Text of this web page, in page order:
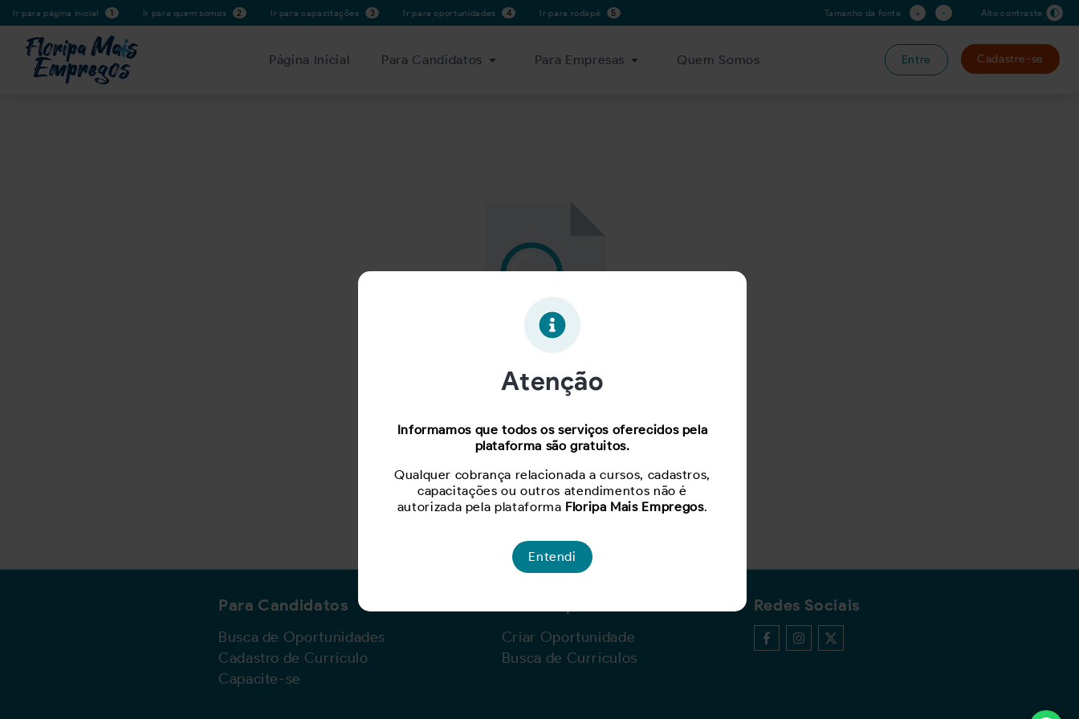
Ir para página inicial 1 Ir para quem somos 2 Ir para capacitações 3 Ir para oportunidades 4 Ir para rodapé 5 Tamanho da fonte + - Alto contraste
Página Inicial Para Candidatos Para Empresas Quem Somos Entre Cadastre-se
Para ver mais, acesse a páginaBuscar Oportunidades.
Para Candidatos
Busca de Oportunidades
Cadastro de Currículo
Capacite-se
Criar Oportunidade
Busca de Currículos
Redes Sociais
Atenção
Informamos que todos os serviços oferecidos pela
plataforma são gratuitos.
Qualquer cobrança relacionada a cursos, cadastros,
capacitações ou outros atendimentos não é
autorizada pela plataforma Floripa Mais Empregos.
Entendi